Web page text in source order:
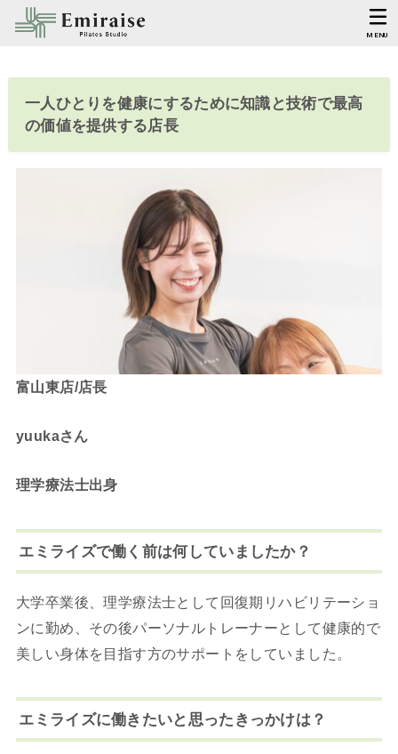
MENU
一人ひとりを健康にするために知識と技術で最高
の価値を提供する店長
富山東店/店長
yuukaさん
理学療法士出身
エミライズで働く前は何していましたか？
大学卒業後、理学療法士として回復期リハビリテーショ
ンに勤め、その後パーソナルトレーナーとして健康的で
美しい身体を目指す方のサポートをしていました。
エミライズに働きたいと思ったきっかけは？